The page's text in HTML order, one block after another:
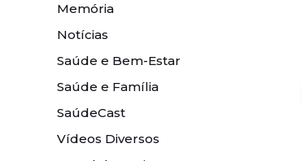
Memória
Notícias
Saúde e Bem-Estar
Saúde e Família
SaúdeCast
Vídeos Diversos